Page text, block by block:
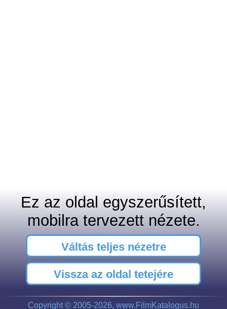
Ez az oldal egyszerűsített,
mobilra tervezett nézete.
Váltás teljes nézetre
Vissza az oldal tetejére
Copyright © 2005-2026, www.FilmKatalogus.hu